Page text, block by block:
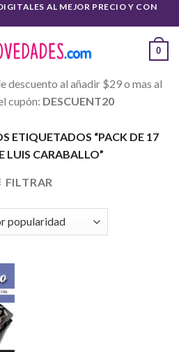
AL MEJOR PRECIO Y CON
0
descuento al añadir $29 o mas al
cupón: DESCUENT20
ETIQUETADOS “PACK DE 17
LUIS CARABALLO”
FILTRAR